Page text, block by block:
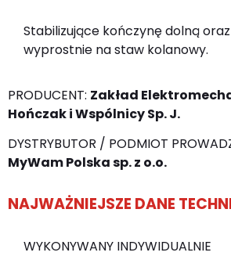
Stabilizujące kończynę dolną oraz
wyprostnie na staw kolanowy.
PRODUCENT: Zakład
Hończak i Wspólnicy Sp. J.
DYSTRYBUTOR / PODMIOT
MyWam Polska sp. z o.o.
NAJWAŻNIEJSZE DANE
WYKONYWANY INDYWIDUALNIE